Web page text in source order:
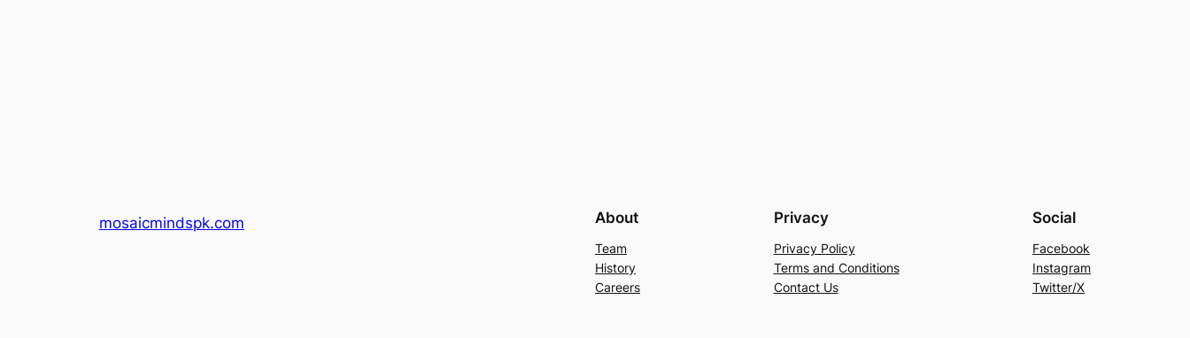
mosaicmindspk.com About
Team
History
Careers
Privacy
Privacy Policy
Terms and Conditions
Contact Us
Social
Facebook
Instagram
Twitter/X